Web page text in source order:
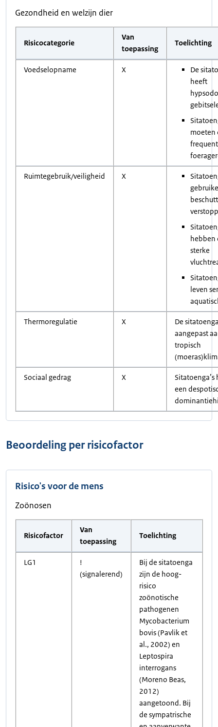
Gezondheid en welzijn dier
Risicocategorie
Van
toepassing
Toelichting
Voedselopname X
De
heeft
moeten
frequent
Ruimtegebruik/veiligheid X
hebben
sterke
leven
Thermoregulatie X
De
aangepast
tropisch
Sociaal gedrag X
Sitatoenga’s
een
Beoordeling per risicofactor
Risico's voor de mens
Zoönosen
Risicofactor
Van
toepassing
Toelichting
LG1
!
(signalerend)
Bij de sitatoenga
zijn de hoog-
risico
zoönotische
pathogenen
Mycobacterium
bovis (Pavlik et
al., 2002) en
Leptospira
interrogans
(Moreno Beas,
2012)
aangetoond. Bij
de sympatrische